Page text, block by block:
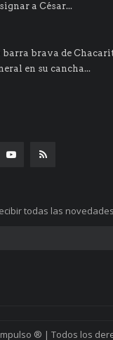
a César...
barra brava de
en su cancha...
todas las novedades
® | Todos los